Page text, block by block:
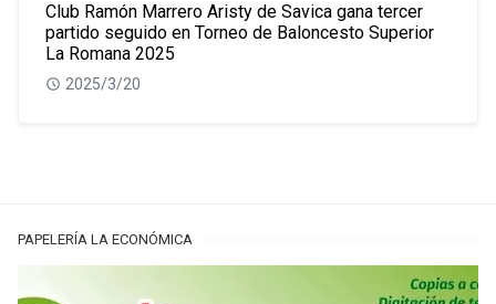
Club Ramón Marrero Aristy de Savica gana tercer
partido seguido en Torneo de Baloncesto Superior
La Romana 2025
2025/3/20
PAPELERÍA LA ECONÓMICA